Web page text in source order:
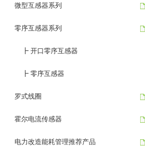
微型互感器系列
零序互感器系列
┣ 开口零序互感器
┣ 零序互感器
罗式线圈
霍尔电流传感器
电力改造能耗管理推荐产品